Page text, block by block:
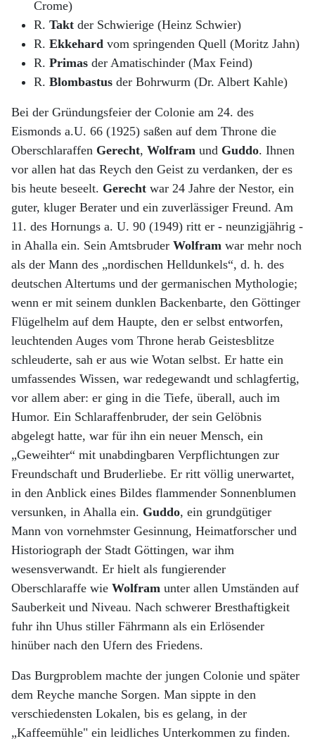
Crome)
R. Takt der Schwierige (Heinz Schwier)
R. Ekkehard vom springenden Quell (Moritz Jahn)
R. Primas der Amatischinder (Max Feind)
R. Blombastus der Bohrwurm (Dr. Albert Kahle)
Bei der Gründungsfeier der Colonie am 24. des
Eismonds a.U. 66 (1925) saßen auf dem Throne die
Oberschlaraffen Gerecht, Wolfram und Guddo. Ihnen
vor allen hat das Reych den Geist zu verdanken, der es
bis heute beseelt. Gerecht war 24 Jahre der Nestor, ein
guter, kluger Berater und ein zuverlässiger Freund. Am
11. des Hornungs a. U. 90 (1949) ritt er - neunzigjährig -
in Ahalla ein. Sein Amtsbruder Wolfram war mehr noch
als der Mann des „nordischen Helldunkels“, d. h. des
deutschen Altertums und der germanischen Mythologie;
wenn er mit seinem dunklen Backenbarte, den Göttinger
Flügelhelm auf dem Haupte, den er selbst entworfen,
leuchtenden Auges vom Throne herab Geistesblitze
schleuderte, sah er aus wie Wotan selbst. Er hatte ein
umfassendes Wissen, war redegewandt und schlagfertig,
vor allem aber: er ging in die Tiefe, überall, auch im
Humor. Ein Schlaraffenbruder, der sein Gelöbnis
abgelegt hatte, war für ihn ein neuer Mensch, ein
„Geweihter“ mit unabdingbaren Verpflichtungen zur
Freundschaft und Bruderliebe. Er ritt völlig unerwartet,
in den Anblick eines Bildes flammender Sonnenblumen
versunken, in Ahalla ein. Guddo, ein grundgütiger
Mann von vornehmster Gesinnung, Heimatforscher und
Historiograph der Stadt Göttingen, war ihm
wesensverwandt. Er hielt als fungierender
Oberschlaraffe wie Wolfram unter allen Umständen auf
Sauberkeit und Niveau. Nach schwerer Bresthaftigkeit
fuhr ihn Uhus stiller Fährmann als ein Erlösender
hinüber nach den Ufern des Friedens.
Das Burgproblem machte der jungen Colonie und später
dem Reyche manche Sorgen. Man sippte in den
verschiedensten Lokalen, bis es gelang, in der
„Kaffeemühle" ein leidliches Unterkommen zu finden.